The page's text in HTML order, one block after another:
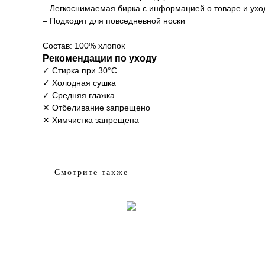
– Легкоснимаемая бирка с информацией о товаре и
– Подходит для повседневной носки
Состав: 100% хлопок
Рекомендации по уходу
✓ Стирка при 30°С
✓ Холодная сушка
✓ Средняя глажка
✕ Отбеливание запрещено
✕ Химчистка запрещена
Смотрите также